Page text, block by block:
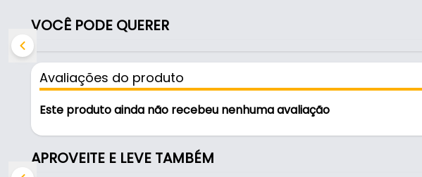
Fabricada com acabamento epóxi, é resistente e durável no uso diário.
- Marca: Bredal
- Modelo: 5019PF
- Largura: 20 cm
- Altura: 34 cm
- Profundidade: 19 cm
- Aplicação: Descarte e organização de resíduos
VOCÊ PODE QUERER
Avaliações do produto
Este produto ainda não recebeu nenhuma avaliação
APROVEITE E LEVE TAMBÉM